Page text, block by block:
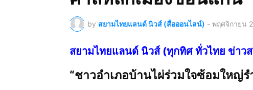
by สยามไทยแลนด์ นิวส์ (สื่อออนไลน์) - พฤศจิกายน
สยามไทยแลนด์ นิวส์ (ทุกทิศ ทั่วไทย ข่าว
“ชาวอำเภอบ้านไผ่ร่วมใจซ้อมใหญ่